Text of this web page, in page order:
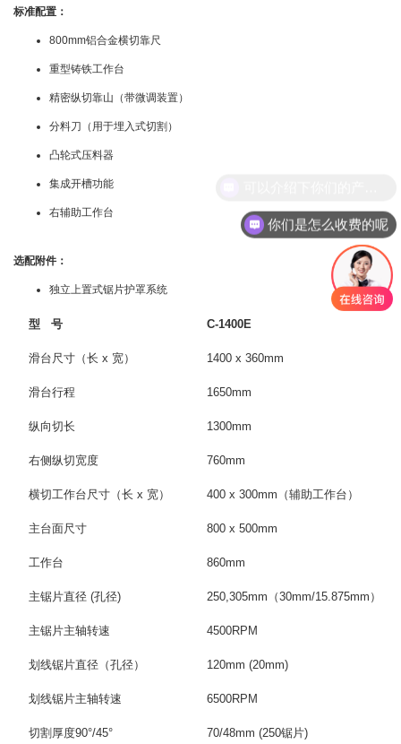
标准配置：
800mm铝合金横切靠尺
重型铸铁工作台
精密纵切靠山（带微调装置）
分料刀（用于埋入式切割）
凸轮式压料器
集成开槽功能
右辅助工作台
选配附件：
独立上置式锯片护罩系统
型 号 C-1400E
滑台尺寸（长 x 宽） 1400 x 360mm
滑台行程 1650mm
纵向切长 1300mm
右侧纵切宽度 760mm
横切工作台尺寸（长 x 宽） 400 x 300mm （辅助工作台）
主台面尺寸 800 x 500mm
工作台 860mm
主锯片直径 (孔径) 250,305mm （30mm/15.875mm ）
主锯片主轴转速 4500RPM
划线锯片直径（孔径） 120mm (20mm)
划线锯片主轴转速 6500RPM
切割厚度90°/45° 70/48mm (250锯片)
你们是怎么收费的呢